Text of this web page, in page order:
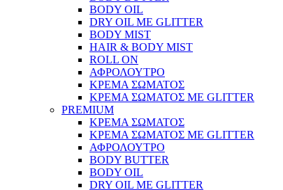
BODY OIL
DRY OIL ΜΕ GLITTER
BODY MIST
HAIR & BODY MIST
ROLL ON
ΑΦΡΟΛΟΥΤΡΟ
ΚΡΕΜΑ ΣΩΜΑΤΟΣ
ΚΡΕΜΑ ΣΩΜΑΤΟΣ ΜΕ GLITTER
PREMIUM
ΚΡΕΜΑ ΣΩΜΑΤΟΣ
ΚΡΕΜΑ ΣΩΜΑΤΟΣ ΜΕ GLITTER
ΑΦΡΟΛΟΥΤΡΟ
BODY BUTTER
BODY OIL
DRY OIL ΜΕ GLITTER